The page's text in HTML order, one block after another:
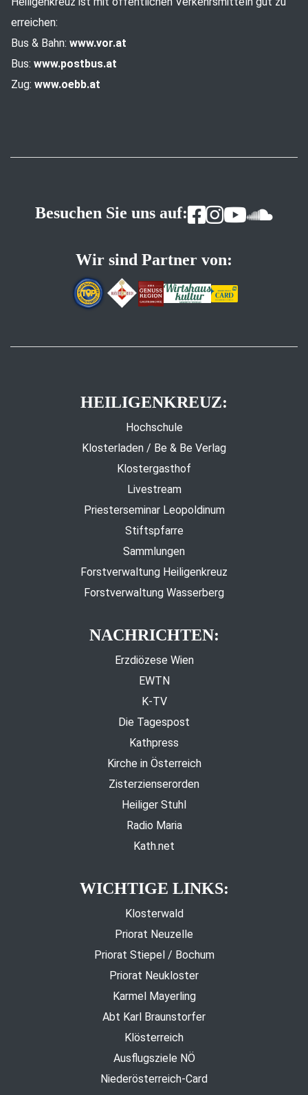
erreichen:
Bus & Bahn: www.vor.at
Bus: www.postbus.at
Zug: www.oebb.at
Besuchen Sie uns auf:
Wir sind Partner von:
HEILIGENKREUZ:
Hochschule
Klosterladen / Be & Be Verlag
Klostergasthof
Livestream
Priesterseminar Leopoldinum
Stiftspfarre
Sammlungen
Forstverwaltung Heiligenkreuz
Forstverwaltung Wasserberg
NACHRICHTEN:
Erzdiözese Wien
EWTN
K-TV
Die Tagespost
Kathpress
Kirche in Österreich
Zisterzienserorden
Heiliger Stuhl
Radio Maria
Kath.net
WICHTIGE LINKS:
Klosterwald
Priorat Neuzelle
Priorat Stiepel / Bochum
Priorat Neukloster
Karmel Mayerling
Abt Karl Braunstorfer
Klösterreich
Ausflugsziele NÖ
Niederösterreich-Card